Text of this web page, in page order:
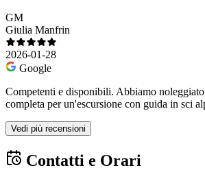
GM
Giulia Manfrin
2026-01-28
Google
Competenti e disponibili. Abbiamo
completa per un'escursione con guida in sci
Vedi più recensioni
Contatti e Orari